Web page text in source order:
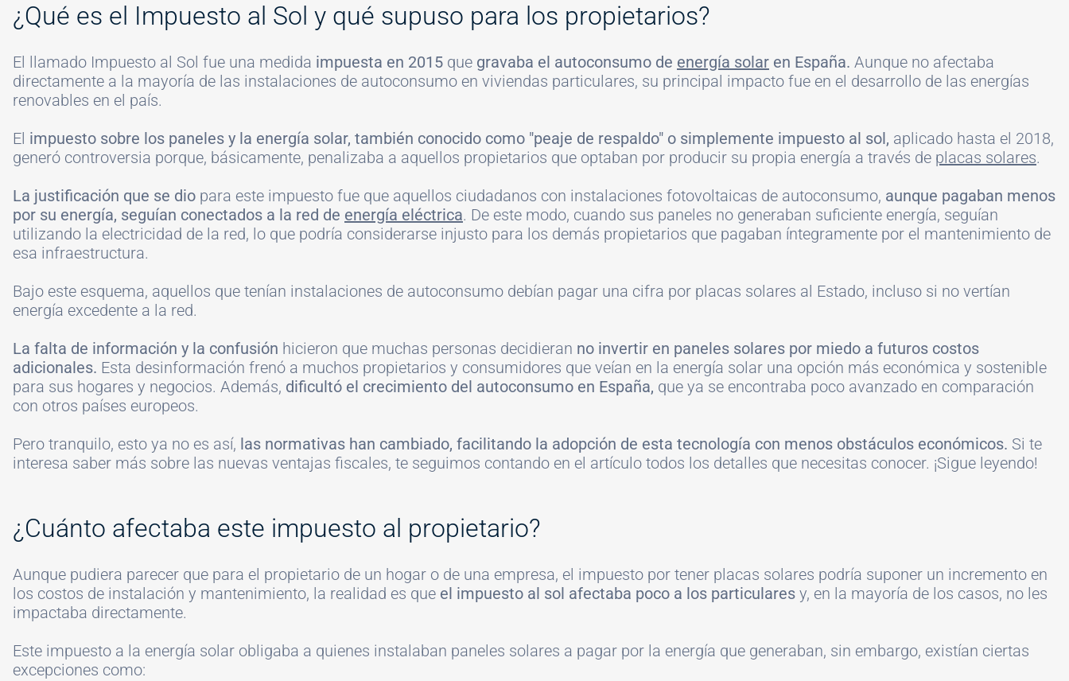
¿Qué es el Impuesto al Sol y qué supuso para los propietarios?
El llamado Impuesto al Sol fue una medida impuesta en 2015 que gravaba el autoconsumo de energía solar en España. Aunque no afectaba
directamente a la mayoría de las instalaciones de autoconsumo en viviendas particulares, su principal impacto fue en el desarrollo de las energías
renovables en el país.
El impuesto sobre los paneles y la energía solar, también conocido como "peaje de respaldo" o simplemente impuesto al sol, aplicado hasta el 2018,
generó controversia porque, básicamente, penalizaba a aquellos propietarios que optaban por producir su propia energía a través de placas solares.
La justificación que se dio para este impuesto fue que aquellos ciudadanos con instalaciones fotovoltaicas de autoconsumo, aunque pagaban menos
por su energía, seguían conectados a la red de energía eléctrica. De este modo, cuando sus paneles no generaban suficiente energía, seguían
utilizando la electricidad de la red, lo que podría considerarse injusto para los demás propietarios que pagaban íntegramente por el mantenimiento de
esa infraestructura.
Bajo este esquema, aquellos que tenían instalaciones de autoconsumo debían pagar una cifra por placas solares al Estado, incluso si no vertían
energía excedente a la red.
La falta de información y la confusión hicieron que muchas personas decidieran no invertir en paneles solares por miedo a futuros costos
adicionales. Esta desinformación frenó a muchos propietarios y consumidores que veían en la energía solar una opción más económica y sostenible
para sus hogares y negocios. Además, dificultó el crecimiento del autoconsumo en España, que ya se encontraba poco avanzado en comparación
con otros países europeos.
Pero tranquilo, esto ya no es así, las normativas han cambiado, facilitando la adopción de esta tecnología con menos obstáculos económicos. Si te
interesa saber más sobre las nuevas ventajas fiscales, te seguimos contando en el artículo todos los detalles que necesitas conocer. ¡Sigue leyendo!
¿Cuánto afectaba este impuesto al propietario?
Aunque pudiera parecer que para el propietario de un hogar o de una empresa, el impuesto por tener placas solares podría suponer un incremento en
los costos de instalación y mantenimiento, la realidad es que el impuesto al sol afectaba poco a los particulares y, en la mayoría de los casos, no les
impactaba directamente.
Este impuesto a la energía solar obligaba a quienes instalaban paneles solares a pagar por la energía que generaban, sin embargo, existían ciertas
excepciones como: